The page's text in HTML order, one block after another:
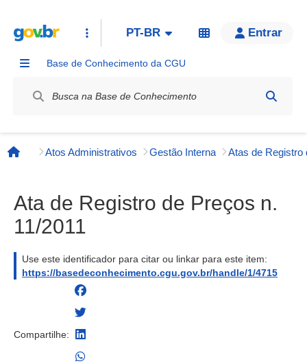
PT-BR Entrar
Base de Conhecimento da CGU
Página inicial
Atos Administrativos Gestão Interna
Ata de Registro de Preços n.
11/2011
Use este identificador para citar ou linkar para este item:
https://basedeconhecimento.cgu.gov.br/handle/1/4715
Compartilhe: